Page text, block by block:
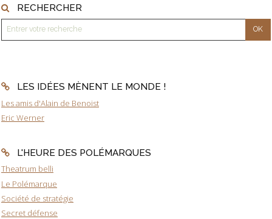
RECHERCHER
LES IDÉES MÈNENT LE MONDE !
Les amis d'Alain de Benoist
Eric Werner
L'HEURE DES POLÉMARQUES
Theatrum belli
Le Polémarque
Société de stratégie
Secret défense